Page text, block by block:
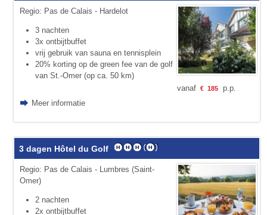
Regio: Pas de Calais - Hardelot
3 nachten
3x ontbijtbuffet
vrij gebruik van sauna en tennisplein
20% korting op de green fee van de golf
van St.-Omer (op ca. 50 km)
Meer informatie
vanaf € 185p.p.
3 dagen Hôtel du Golf
Regio: Pas de Calais - Lumbres (Saint-
Omer)
2 nachten
2x ontbijtbuffet